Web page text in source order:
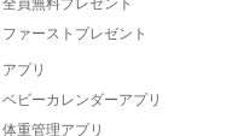
全員無料プレゼント
ファーストプレゼント
アプリ
ベビーカレンダーアプリ
体重管理アプリ